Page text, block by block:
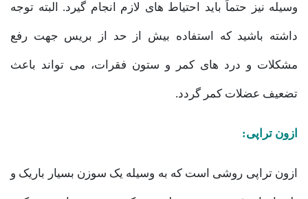
وسیله نیز حتماً باید احتیاط های لازم انجام گیرد. البته توجه
داشته باشید که استفاده بیش از حد از بریس جهت رفع
مشکلات و درد های کمر و ستون فقرات، می تواند باعث
تضعیف عضلات کمر گردد.
ازون تراپی:
ازون تراپی روشی است که به وسیله یک سوزن بسیار باریک و